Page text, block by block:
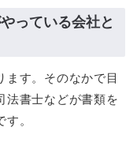
っている会社と
ます。そのなかで目
法書士などが書類を
。